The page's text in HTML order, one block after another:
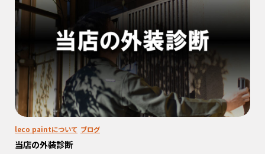
leco paintについて ブログ
当店の外装診断